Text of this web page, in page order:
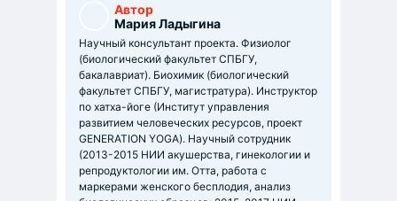
Автор
Мария Ладыгина
Научный консультант проекта. Физиолог
(биологический факультет СПБГУ,
бакалавриат). Биохимик (биологический
факультет СПБГУ, магистратура). Инструктор
по хатха-йоге (Институт управления
развитием человеческих ресурсов, проект
GENERATION YOGA). Научный сотрудник
(2013-2015 НИИ акушерства, гинекологии и
репродуктологии им. Отта, работа с
маркерами женского бесплодия, анализ